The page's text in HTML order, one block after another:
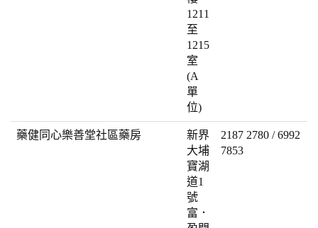
1211
至
1215
室
(A
單
位)
藥健同心樂善堂社區藥房
新界
大埔
寶湖
道1
號
富．
2187 2780 / 6992
7853